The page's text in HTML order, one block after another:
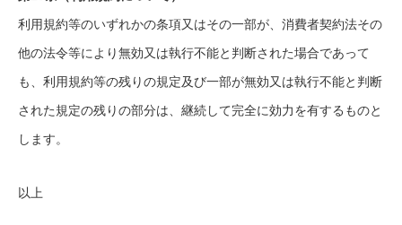
利用規約等のいずれかの条項又はその一部が、消費者契約法その
他の法令等により無効又は執行不能と判断された場合であって
も、利用規約等の残りの規定及び一部が無効又は執行不能と判断
された規定の残りの部分は、継続して完全に効力を有するものと
します。
以上